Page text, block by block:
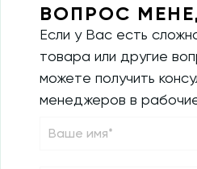
ВОПРОС
Если у Вас есть
товара или другие
можете получить
менеджеров в